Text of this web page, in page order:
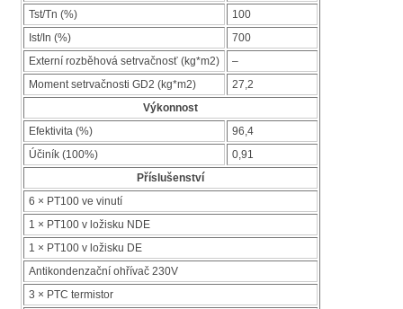
Tst/Tn (%)
100
Ist/In (%)
700
Externí rozběhová setrvačnosť (kg*m2)
–
Moment setrvačnosti GD2 (kg*m2)
27,2
Výkonnost
Efektivita (%)
96,4
Účiník (100%)
0,91
Příslušenství
6 × PT100 ve vinutí
1 × PT100 v ložisku NDE
1 × PT100 v ložisku DE
Antikondenzační ohřívač 230V
3 × PTC termistor